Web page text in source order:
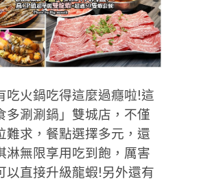
吃火鍋吃得這麼過癮啦!這
多涮涮鍋」雙城店，不僅
難求，餐點選擇多元，還
淋無限享用吃到飽，厲害
以直接升級龍蝦!另外還有